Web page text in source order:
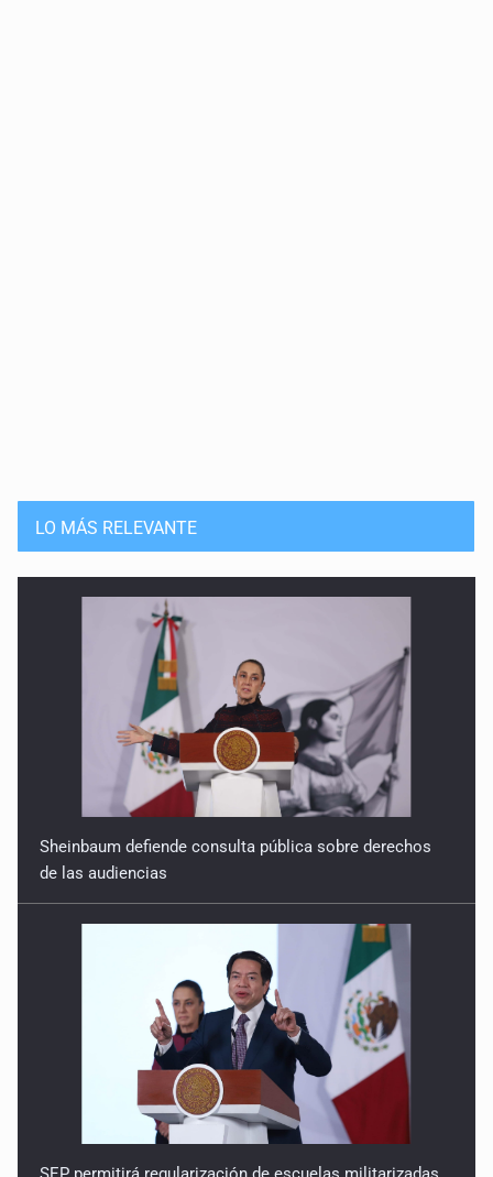
LO MÁS RELEVANTE
Sheinbaum defiende consulta pública sobre derechos
de las audiencias